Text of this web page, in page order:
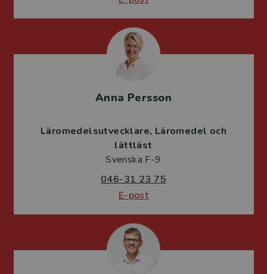
Anna Persson
Läromedelsutvecklare Läromedel och
lättläst
Svenska F-9
046-31 23 75
E-post